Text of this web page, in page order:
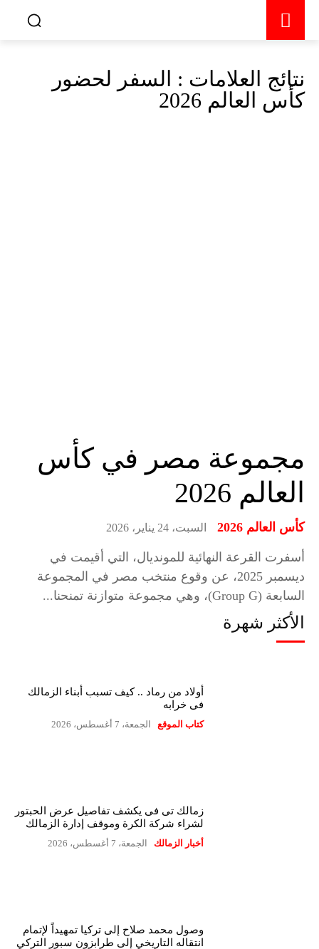
نتائج العلامات : السفر لحضور
كأس العالم 2026
مجموعة مصر في كأس
العالم 2026
كأس العالم 2026 السبت، 24 يناير، 2026
أسفرت القرعة النهائية للمونديال، التي أقيمت في
ديسمبر 2025، عن وقوع منتخب مصر في المجموعة
السابعة (Group G)، وهي مجموعة متوازنة تمنحنا...
الأكثر شهرة
أولاد من رماد .. كيف تسبب أبناء الزمالك
فى خرابه
كتاب الموقع الجمعة، 7 أغسطس، 2026
زمالك تى فى يكشف تفاصيل عرض الحبتور
لشراء شركة الكرة وموقف إدارة الزمالك
أخبار الزمالك الجمعة، 7 أغسطس، 2026
وصول محمد صلاح إلى تركيا تمهيداً لإتمام
انتقاله التاريخي إلى طرابزون سبور التركي